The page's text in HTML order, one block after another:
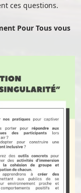
ces questions.
Pour Tous vous